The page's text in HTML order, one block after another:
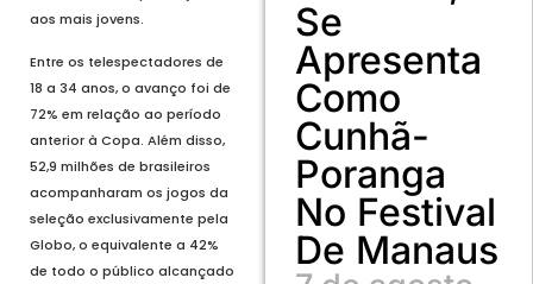
aos mais jovens.
Entre os telespectadores de
18 a 34 anos, o avanço foi de
72% em relação ao período
anterior à Copa. Além disso,
52,9 milhões de brasileiros
acompanharam os jogos da
seleção exclusivamente pela
Globo, o equivalente a 42%
de todo o público alcançado
Se
Apresenta
Como
Cunhã-
Poranga
No Festival
De Manaus